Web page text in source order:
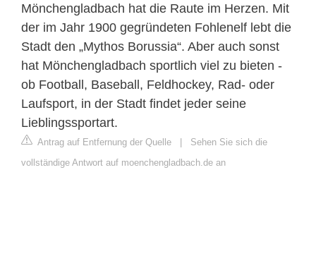
Mönchengladbach hat die Raute im Herzen. Mit
der im Jahr 1900 gegründeten Fohlenelf lebt die
Stadt den „Mythos Borussia“. Aber auch sonst
hat Mönchengladbach sportlich viel zu bieten -
ob Football, Baseball, Feldhockey, Rad- oder
Laufsport, in der Stadt findet jeder seine
Lieblingssportart.
Antrag auf Entfernung der Quelle | Sehen Sie sich die
vollständige Antwort auf moenchengladbach.de an